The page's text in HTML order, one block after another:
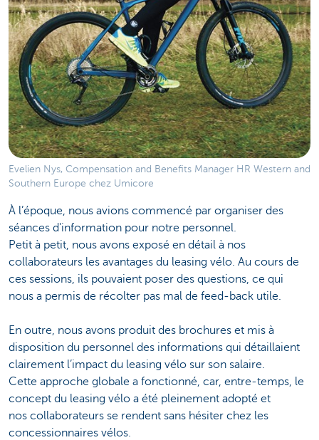
Evelien Nys, Compensation and Benefits Manager HR Western and
Southern Europe chez Umicore
À l’époque, nous avions commencé par organiser des
séances d'information pour notre personnel.
Petit à petit, nous avons exposé en détail à nos
collaborateurs les avantages du leasing vélo. Au cours de
ces sessions, ils pouvaient poser des questions, ce qui
nous a permis de récolter pas mal de feed-back utile.
En outre, nous avons produit des brochures et mis à
disposition du personnel des informations qui détaillaient
clairement l’impact du leasing vélo sur son salaire.
Cette approche globale a fonctionné, car, entre-temps, le
concept du leasing vélo a été pleinement adopté et
nos collaborateurs se rendent sans hésiter chez les
concessionnaires vélos.